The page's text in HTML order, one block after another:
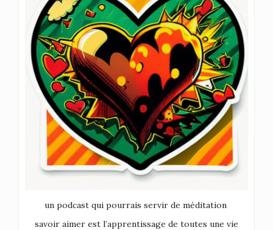
un podcast qui pourrais servir de méditation
savoir aimer est l’apprentissage de toutes une vie